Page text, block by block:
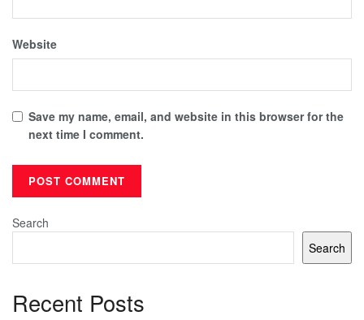
Website
Save my name, email, and website in this browser for the
next time I comment.
Search
Search
Recent Posts